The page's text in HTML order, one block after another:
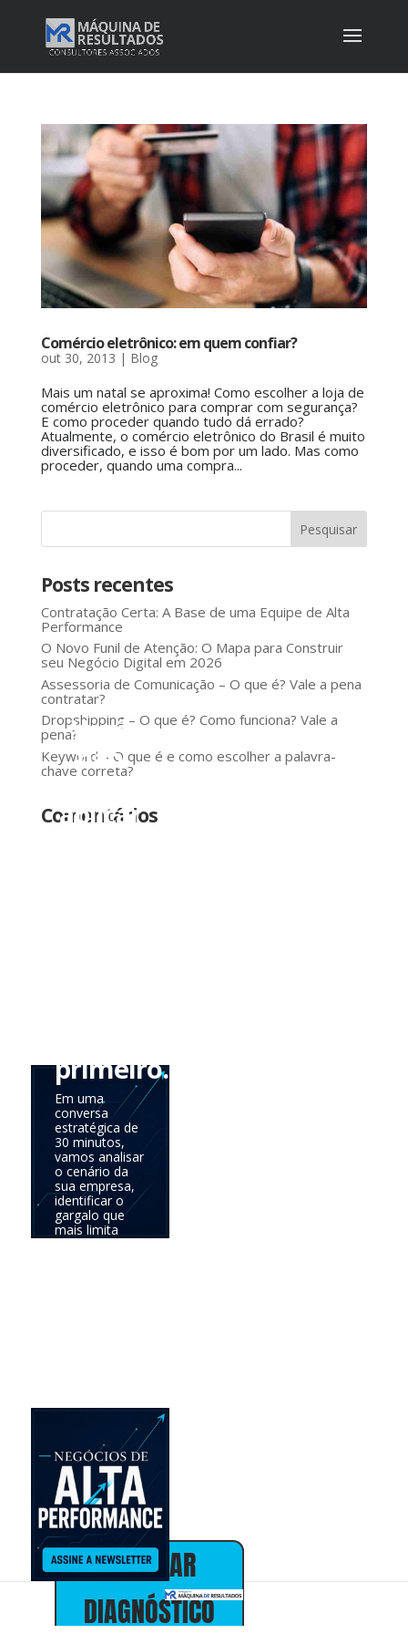
Comércio eletrônico: em quem confiar?
out 30, 2013 | Blog
Mais um natal se aproxima! Como escolher a loja de
comércio eletrônico para comprar com segurança?
E como proceder quando tudo dá errado?
Atualmente, o comércio eletrônico do Brasil é muito
diversificado, e isso é bom por um lado. Mas como
proceder, quando uma compra...
Posts recentes
Contratação Certa: A Base de uma Equipe de Alta
Performance
O Novo Funil de Atenção: O Mapa para Construir
seu Negócio Digital em 2026
Assessoria de Comunicação – O que é? Vale a pena
contratar?
Dropshipping – O que é? Como funciona? Vale a
pena?
Keyword – O que é e como escolher a palavra-
chave correta?
Comentários
Você
não
precisa
aplicar
primeiro.
Em uma
conversa
estratégica de
30 minutos,
vamos analisar
o cenário da
sua empresa,
identificar o
gargalo que
mais limita
seus
Alex Almeida
Presidente
30+ anos em
marketing,
vendas e
estratégia de
negócios
AGENDAR
DIAGNÓSTICO